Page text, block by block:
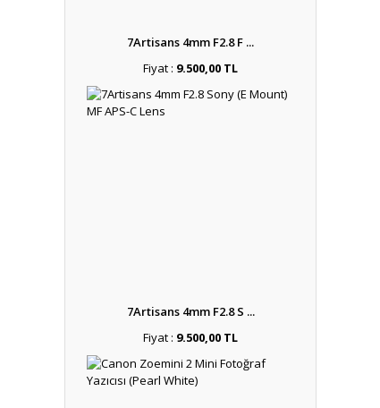
7Artisans 4mm F2.8 F ...
Fiyat : 9.500,00 TL
7Artisans 4mm F2.8 S ...
Fiyat : 9.500,00 TL